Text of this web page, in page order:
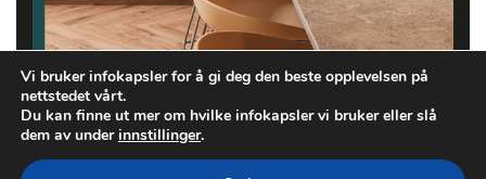
Vi bruker infokapsler for å gi deg den beste opplevelsen på
nettstedet vårt.
Du kan finne ut mer om hvilke infokapsler vi bruker eller slå
dem av underinnstillinger.